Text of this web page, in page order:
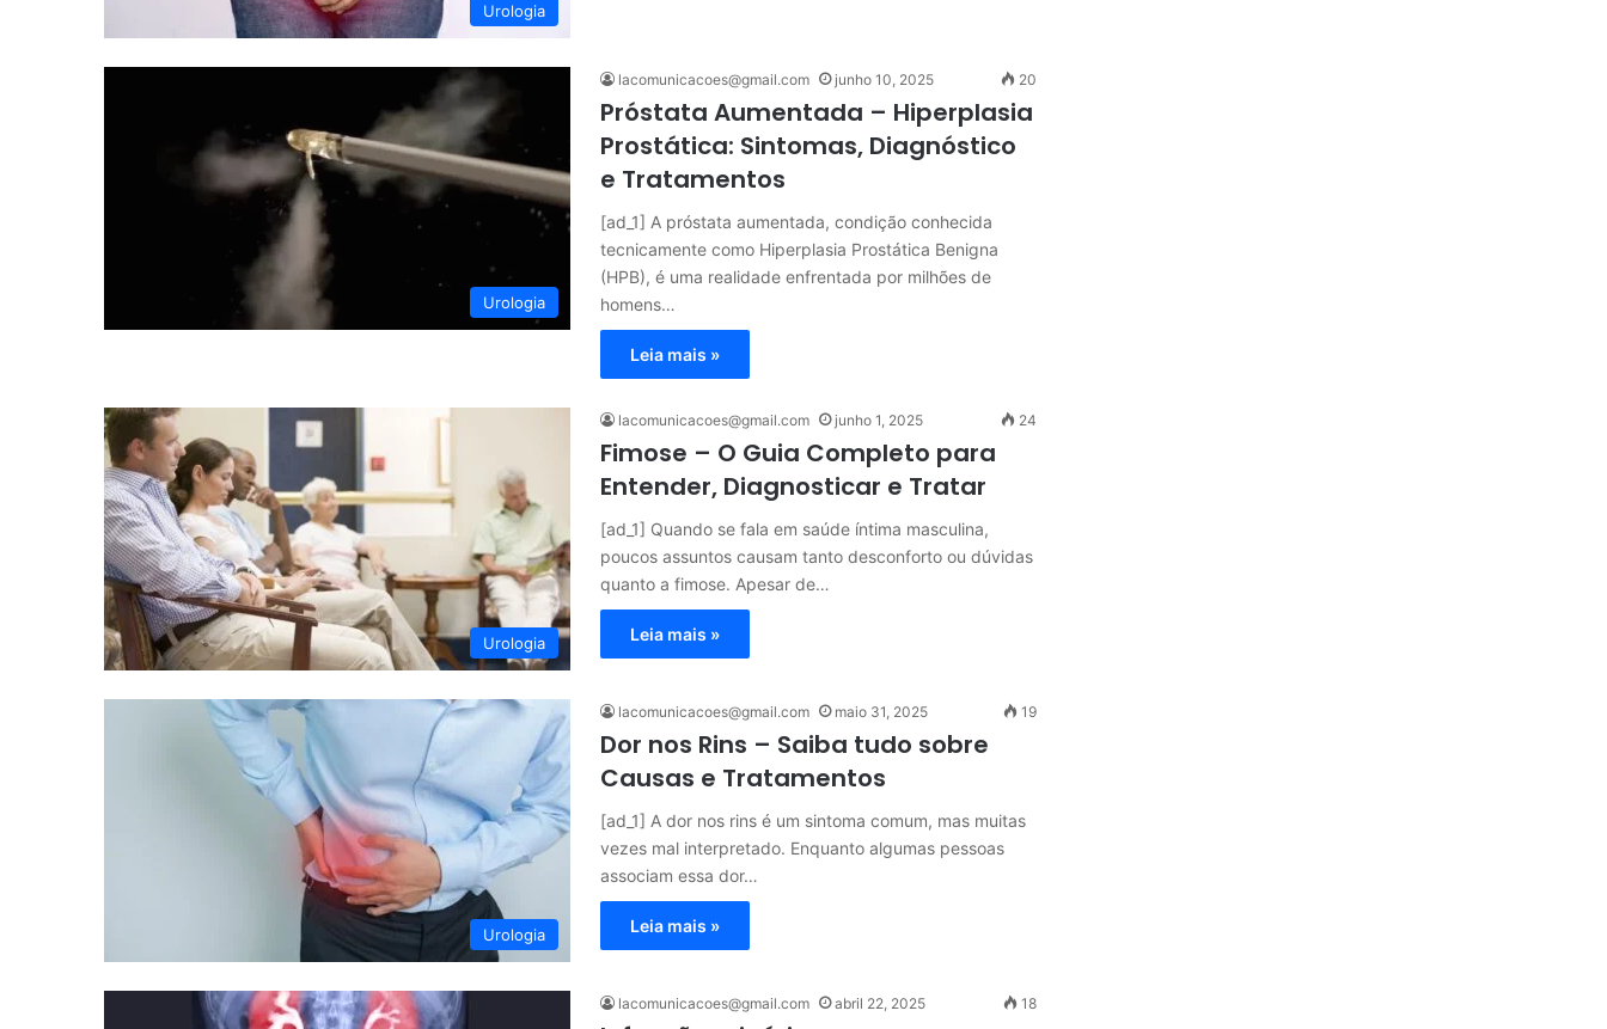
Urologia
Urologia
lacomunicacoes@gmail.com junho 10, 2025 20
Próstata Aumentada – Hiperplasia
Prostática: Sintomas, Diagnóstico
e Tratamentos
[ad_1] A próstata aumentada, condição conhecida
tecnicamente como Hiperplasia Prostática Benigna
(HPB), é uma realidade enfrentada por milhões de
homens…
Leia mais »
Urologia
lacomunicacoes@gmail.com junho 1, 2025 24
Fimose – O Guia Completo para
Entender, Diagnosticar e Tratar
[ad_1] Quando se fala em saúde íntima masculina,
poucos assuntos causam tanto desconforto ou dúvidas
quanto a fimose. Apesar de…
Leia mais »
Urologia
lacomunicacoes@gmail.com maio 31, 2025 19
Dor nos Rins – Saiba tudo sobre
Causas e Tratamentos
[ad_1] A dor nos rins é um sintoma comum, mas muitas
vezes mal interpretado. Enquanto algumas pessoas
associam essa dor…
Leia mais »
lacomunicacoes@gmail.com abril 22, 2025 18